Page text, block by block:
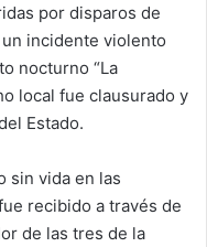
por disparos de
incidente violento
nocturno “La
local fue clausurado y
Estado.
sin vida en las
recibido a través de
de las tres de la